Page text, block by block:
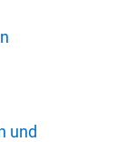
und